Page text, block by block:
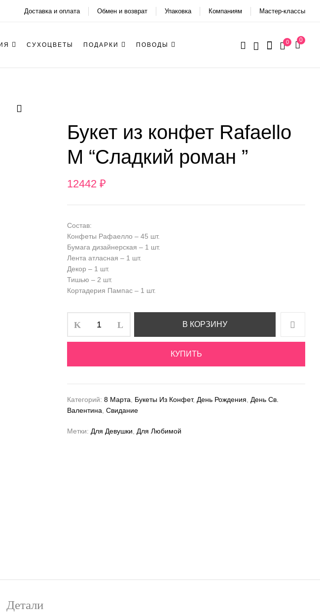
Доставка и оплата Обмен и возврат Упаковка Компаниям Мастер-классы
СУХОЦВЕТЫ ПОДАРКИ ПОВОДЫ 0 0
Букет из конфет Rafaello
M “Сладкий роман ”
12442₽
Состав:
Конфеты Рафаелло – 45 шт.
Бумага дизайнерская – 1 шт.
Лента атласная – 1 шт.
Декор – 1 шт.
Тишью – 2 шт.
Кортадерия Пампас – 1 шт.
В КОРЗИНУ
КУПИТЬ
Категорий:8 Марта Букеты Из Конфет, День Рождения
День Св.
Валентина ,Свидание
Метки: Для Девушки Для Любимой
Детали